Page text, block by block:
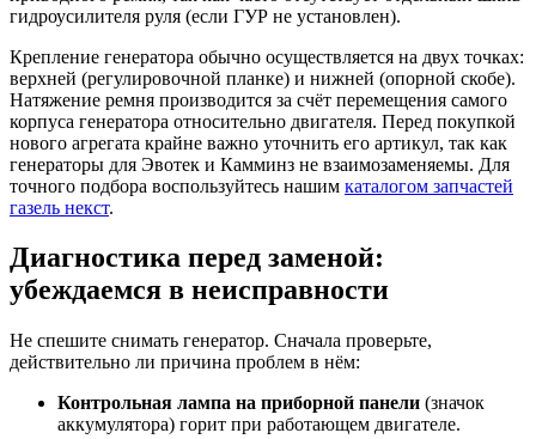
гидроусилителя руля (если ГУР не установлен).
Крепление генератора обычно осуществляется на двух точках:
верхней (регулировочной планке) и нижней (опорной скобе).
Натяжение ремня производится за счёт перемещения самого
корпуса генератора относительно двигателя. Перед покупкой
нового агрегата крайне важно уточнить его артикул, так как
генераторы для Эвотек и Камминз не взаимозаменяемы. Для
точного подбора воспользуйтесь нашим каталогом запчастей
газель некст.
Диагностика перед заменой:
убеждаемся в неисправности
Не спешите снимать генератор. Сначала проверьте,
действительно ли причина проблем в нём:
Контрольная лампа на приборной панели (значок
аккумулятора) горит при работающем двигателе.